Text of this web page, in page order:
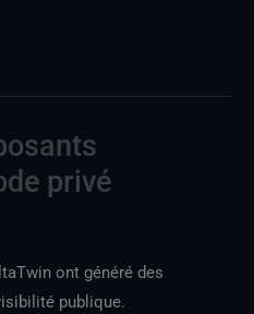
privé
ont généré des
publique.